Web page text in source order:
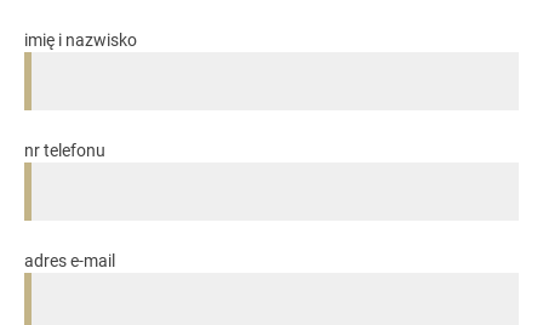
imię i nazwisko
nr telefonu
adres e-mail